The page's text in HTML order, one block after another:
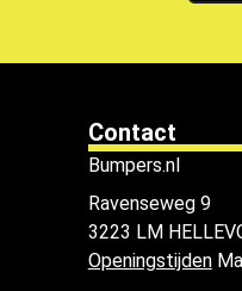
Contact
Bumpers.nl
Ravenseweg 9
3223 LM
Openingstijden